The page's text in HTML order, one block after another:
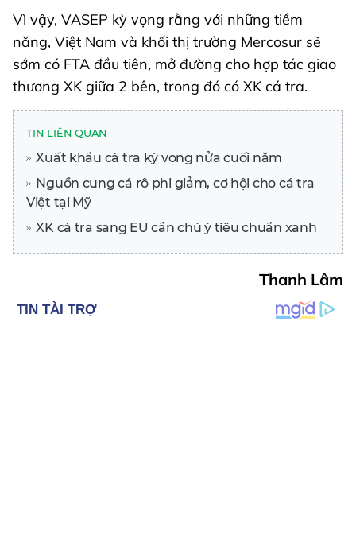
Vì vậy, VASEP kỳ vọng rằng với những tiềm
năng, Việt Nam và khối thị trường Mercosur sẽ
sớm có FTA đầu tiên, mở đường cho hợp tác giao
thương XK giữa 2 bên, trong đó có XK cá tra.
TIN LIÊN QUAN
Xuất khẩu cá tra kỳ vọng nửa cuối năm
Nguồn cung cá rô phi giảm, cơ hội cho cá tra
Việt tại Mỹ
XK cá tra sang EU cần chú ý tiêu chuẩn xanh
Thanh Lâm